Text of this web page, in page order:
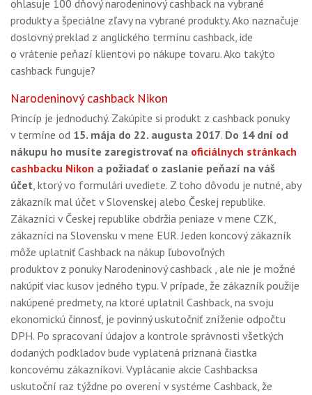
GALÉRIA
PORADŇA
KALENDÁR AKCIÍ
WORKSHOPY
OBCHOD
ohlasuje 100 dňový narodeninový cashback na vybrané
produkty a špeciálne zľavy na vybrané produkty. Ako naznačuje
doslovný preklad z anglického termínu cashback, ide
o vrátenie peňazí klientovi po nákupe tovaru. Ako takýto
cashback funguje?
Narodeninový cashback Nikon
Princíp je jednoduchý. Zakúpite si produkt z cashback ponuky
v termíne od 15. mája do 22. augusta 2017. Do 14 dní od
nákupu ho musíte zaregistrovať na oficiálnych stránkach
cashbacku Nikon a požiadať o zaslanie peňazí na váš
účet, ktorý vo formulári uvediete. Z toho dôvodu je nutné, aby
zákazník mal účet v Slovenskej alebo Českej republike.
Zákazníci v Českej republike obdržia peniaze v mene CZK,
zákazníci na Slovensku v mene EUR. Jeden koncový zákazník
môže uplatniť Cashback na nákup ľubovoľných
produktov z ponuky Narodeninový cashback , ale nie je možné
nakúpiť viac kusov jedného typu. V prípade, že zákazník použije
nakúpené predmety, na ktoré uplatnil Cashback, na svoju
ekonomickú činnosť, je povinný uskutočniť zníženie odpočtu
DPH. Po spracovaní údajov a kontrole správnosti všetkých
dodaných podkladov bude vyplatená priznaná čiastka
koncovému zákazníkovi. Vyplácanie akcie Cashbacksa
uskutoční raz týždne po overení v systéme Cashback, že